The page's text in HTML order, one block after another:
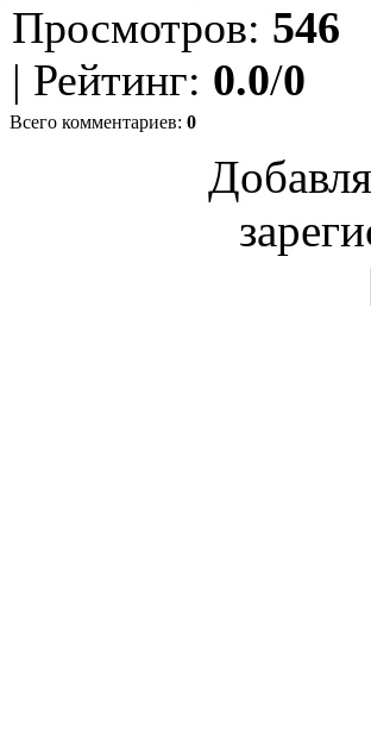
Просмотров: 546
| Рейтинг: 0.0/0
Всего комментариев: 0